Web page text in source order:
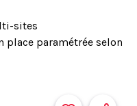
sites
place paramétrée selon